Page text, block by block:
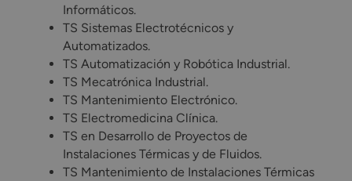
Informáticos.
TS Sistemas Electrotécnicos y
Automatizados.
TS Automatización y Robótica Industrial.
TS Mecatrónica Industrial.
TS Mantenimiento Electrónico.
TS Electromedicina Clínica.
TS en Desarrollo de Proyectos de
Instalaciones Térmicas y de Fluidos.
TS Mantenimiento de Instalaciones Térmicas